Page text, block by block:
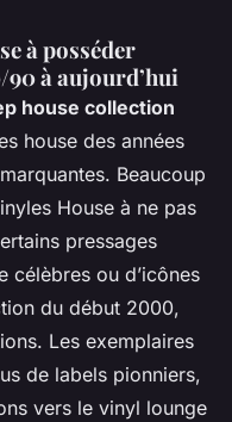
à posséder
90 à aujourd’hui
house collection
house des années
Beaucoup
House à ne pas
pressages
célèbres ou d’icônes
du début 2000,
Les exemplaires
de labels pionniers,
vers le vinyl lounge